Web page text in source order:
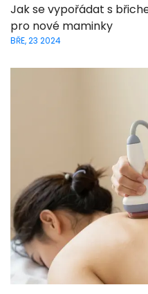
Jak se vypořádat s
pro nové maminky
BŘE, 23 2024